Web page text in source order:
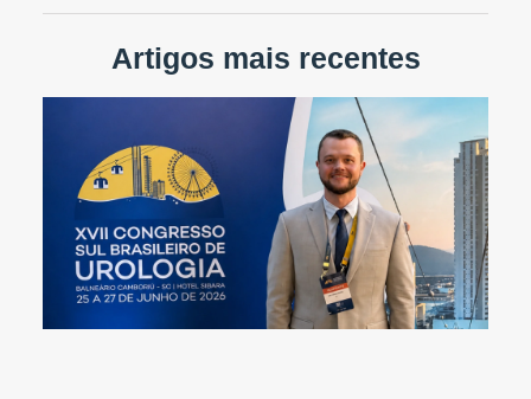
Artigos mais recentes